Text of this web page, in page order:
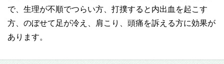
で、生理が不順でつらい方、打撲すると内出血を起こす
方、のぼせて足が冷え、肩こり、頭痛を訴える方に効果が
あります。